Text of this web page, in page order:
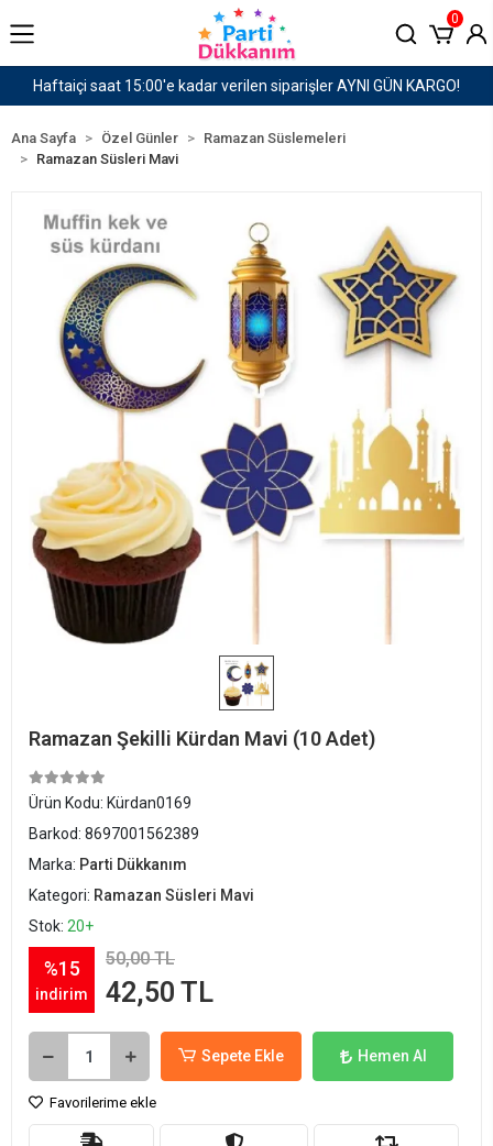
KARGO! 1500 TL ve Üzeri Kargo Ücretsiz!
0
Ana Sayfa Özel Günler
Ramazan Süslemeleri
Ramazan Süsleri Mavi
Ramazan Şekilli Kürdan Mavi (10 Adet)
Ürün Kodu: Kürdan0169
Barkod: 8697001562389
Marka: Parti Dükkanım
Kategori: Ramazan Süsleri Mavi
Stok: 20+
%15
indirim
50,00 TL
42,50 TL
Sepete Ekle Hemen Al
Favorilerime ekle